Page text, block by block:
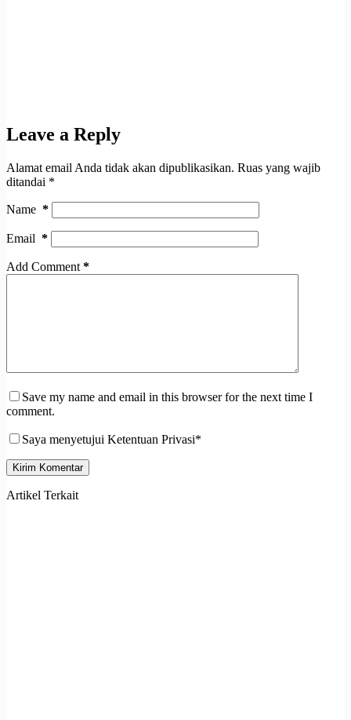
Leave a Reply
Alamat email Anda tidak akan dipublikasikan. Ruas yang wajib
ditandai *
Name *
Email *
Add Comment *
Save my name and email in this browser for the next time I
comment.
Saya menyetujui Ketentuan Privasi*
Kirim Komentar
Artikel Terkait